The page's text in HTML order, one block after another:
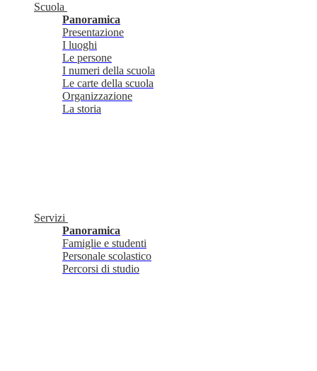
Scuola
Panoramica
Presentazione
I luoghi
Le persone
I numeri della scuola
Le carte della scuola
Organizzazione
La storia
Servizi
Panoramica
Famiglie e studenti
Personale scolastico
Percorsi di studio